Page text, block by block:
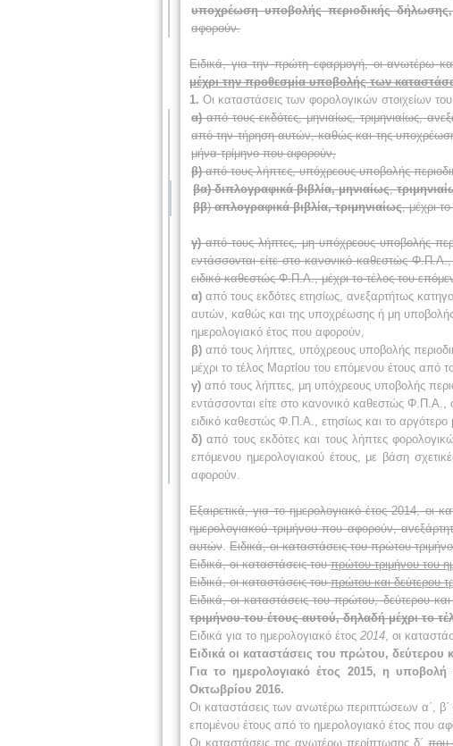
υποχρέωση υποβολής περιοδικής
αφορούν.
Ειδικά, για την πρώτη εφαρμογή, οι ανωτέρω
μέχρι την προθεσμία υποβολής των
1. Οι καταστάσεις των φορολογικών στοιχείων
α)από τους εκδότες,μηνιαίως, τριμηνιαίως,
από την τήρηση αυτών, καθώς και της
μήνατρίμηνο που αφορούν,
β)από τους λήπτες, υπόχρεους υποβολής
βα) διπλογραφικά βιβλία,μηνιαίως,
ββ)απλογραφικά βιβλία, τριμηνιαίως, μέχρι
γ)από τους λήπτες, μη υπόχρεους υποβολής
εντάσσονται είτε στο κανονικό καθεστώς
ειδικό καθεστώς Φ.Π.Α., μέχρι το τέλος του
α) από τους εκδότες ετησίως, ανεξαρτήτως
αυτών, καθώς και της υποχρέωσης ή μη
ημερολογιακό έτος που αφορούν,
β) από τους λήπτες, υπόχρεους υποβολής
μέχρι το τέλος Μαρτίου του επόμενου έτους από
γ) από τους λήπτες, μη υπόχρεους υποβολής
εντάσσονται είτε στο κανονικό καθεστώς Φ.Π.Α.,
ειδικό καθεστώς Φ.Π.Α., ετησίως και το
δ) από τους εκδότες και τους λήπτες
επόμενου ημερολογιακού έτους, με βάση
αφορούν.
Εξαιρετικά, για το ημερολογιακό έτος 2014, οι
ημερολογιακού τριμήνου που αφορούν,
αυτών Ειδικά, οι καταστάσεις του πρώτου
Ειδικά, οι καταστάσεις τουπρώτου τριμήνου του
Ειδικά, οι καταστάσεις τουπρώτου και δεύτερου
Ειδικά, οι καταστάσεις του πρώτου, δεύτερου
τριμήνου του έτους αυτού, δηλαδή μέχρι το
Ειδικά για το ημερολογιακό έτος 2014 , οι
Ειδικά οι καταστάσεις του πρώτου, δεύτερου
Για το ημερολογιακό έτος 2015, η
Οκτωβρίου 2016.
Οι καταστάσεις των ανωτέρω περιπτώσεων α΄, β΄
επομένου έτους από το ημερολογιακό έτος που
Οι καταστάσεις της ανωτέρω περίπτωσης δ΄που